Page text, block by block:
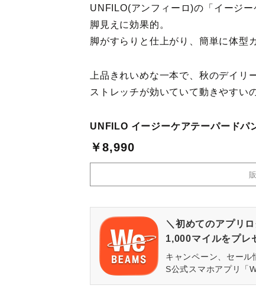
UNFILO(アンフィーロ)の「イージ
脚見えに効果的。
脚がすらりと仕上がり、簡単に体型
上品きれいめな一本で、秋のデイ
ストレッチが効いていて動きやすい
UNFILO イージーケアテーパードパ
￥8,990
＼初めてのアプリ
1,000マイルをプレ
キャンペーン、セー
S公式スマホアプリ「